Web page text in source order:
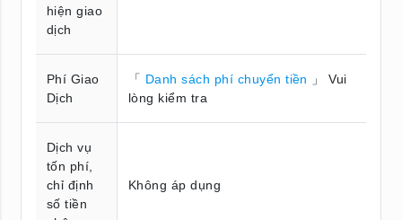
hiện giao
dịch
Phí Giao
Dịch
「 Danh sách phí chuyển tiền
」 Vui
lòng kiểm tra
Dịch vụ
tốn phí,
chỉ định
số tiền
Không áp dụng